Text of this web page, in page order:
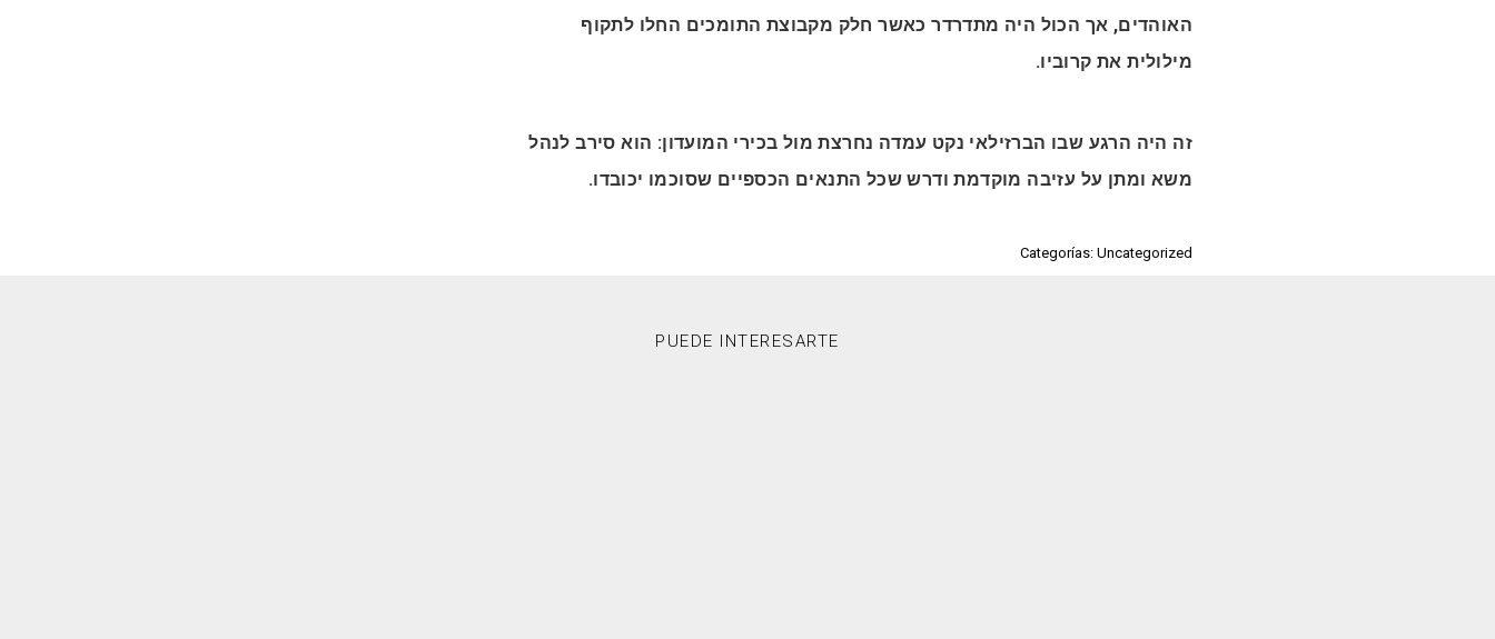
האוהדים, אך הכול היה מתדרדר כאשר חלק מקבוצת התומכים החלו לתקוף
מילולית את קרוביו.
זה היה הרגע שבו הברזילאי נקט עמדה נחרצת מול בכירי המועדון: הוא סירב לנהל
משא ומתן על עזיבה מוקדמת ודרש שכל התנאים הכספיים שסוכמו יכובדו.
Categorías: Uncategorized
PUEDE INTERESARTE